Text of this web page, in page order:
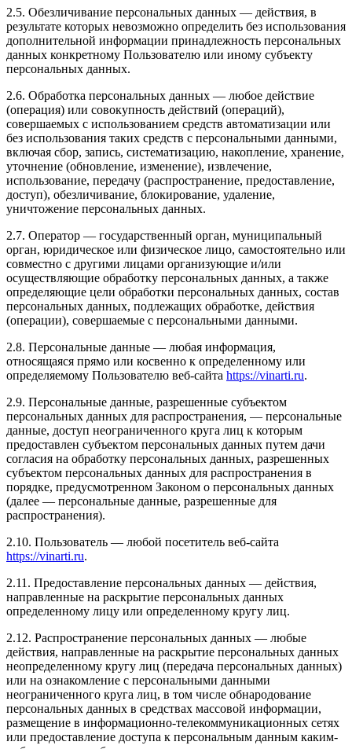
2.5. Обезличивание персональных данных — действия, в
результате которых невозможно определить без использования
дополнительной информации принадлежность персональных
данных конкретному Пользователю или иному субъекту
персональных данных.
2.6. Обработка персональных данных — любое действие
(операция) или совокупность действий (операций),
совершаемых с использованием средств автоматизации или
без использования таких средств с персональными данными,
включая сбор, запись, систематизацию, накопление, хранение,
уточнение (обновление, изменение), извлечение,
использование, передачу (распространение, предоставление,
доступ), обезличивание, блокирование, удаление,
уничтожение персональных данных.
2.7. Оператор — государственный орган, муниципальный
орган, юридическое или физическое лицо, самостоятельно или
совместно с другими лицами организующие и/или
осуществляющие обработку персональных данных, а также
определяющие цели обработки персональных данных, состав
персональных данных, подлежащих обработке, действия
(операции), совершаемые с персональными данными.
2.8. Персональные данные — любая информация,
относящаяся прямо или косвенно к определенному или
определяемому Пользователю веб-сайта https://vinarti.ru.
2.9. Персональные данные, разрешенные субъектом
персональных данных для распространения, — персональные
данные, доступ неограниченного круга лиц к которым
предоставлен субъектом персональных данных путем дачи
согласия на обработку персональных данных, разрешенных
субъектом персональных данных для распространения в
порядке, предусмотренном Законом о персональных данных
(далее — персональные данные, разрешенные для
распространения).
2.10. Пользователь — любой посетитель веб-сайта
https://vinarti.ru.
2.11. Предоставление персональных данных — действия,
направленные на раскрытие персональных данных
определенному лицу или определенному кругу лиц.
2.12. Распространение персональных данных — любые
действия, направленные на раскрытие персональных данных
неопределенному кругу лиц (передача персональных данных)
или на ознакомление с персональными данными
неограниченного круга лиц, в том числе обнародование
персональных данных в средствах массовой информации,
размещение в информационно-телекоммуникационных сетях
или предоставление доступа к персональным данным каким-